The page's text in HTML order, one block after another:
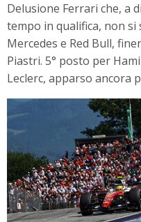
Delusione Ferrari che, a
tempo in qualifica, non
Mercedes e Red Bull,
Piastri. 5° posto per
Leclerc, apparso ancora